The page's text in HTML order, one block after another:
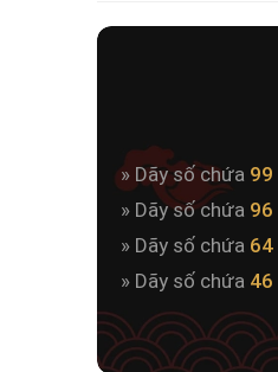
» Dãy số chứa 99
» Dãy số chứa 96
» Dãy số chứa 64
» Dãy số chứa 46